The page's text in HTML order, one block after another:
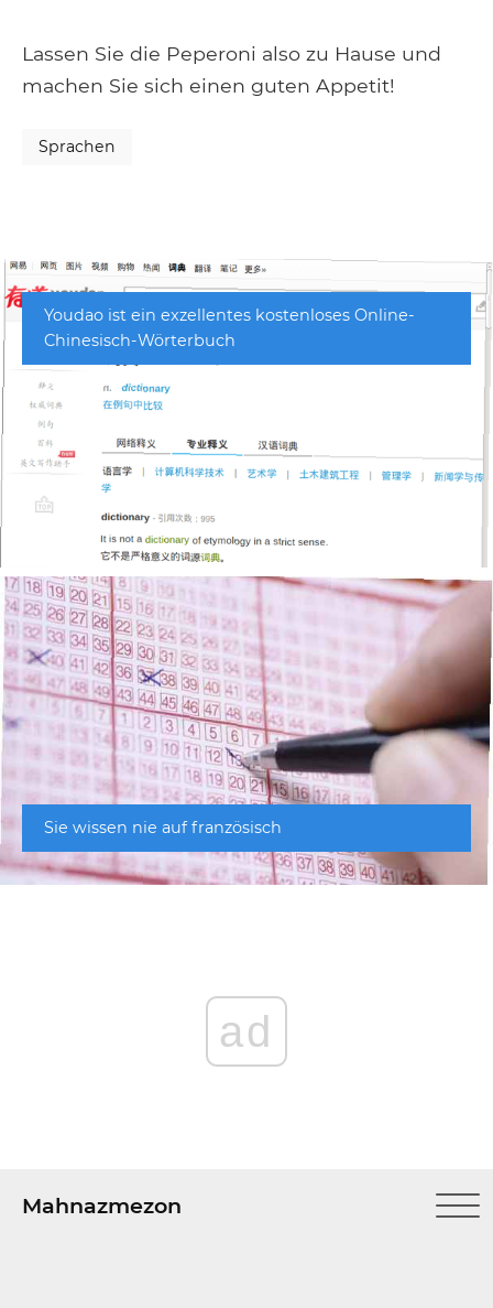
Lassen Sie die Peperoni also zu Hause und
machen Sie sich einen guten Appetit!
Sprachen
Youdao ist ein exzellentes kostenloses Online-
Chinesisch-Wörterbuch
Sie wissen nie auf französisch
ad
Mahnazmezon